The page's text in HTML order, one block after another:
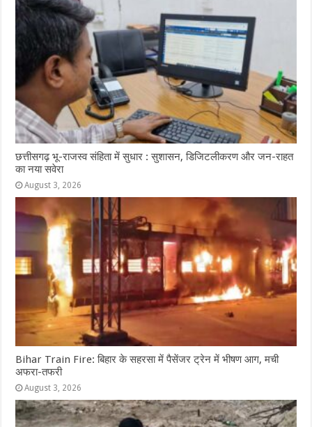
छत्तीसगढ़ भू-राजस्व संहिता में सुधार : सुशासन, डिजिटलीकरण और जन-राहत
का नया सवेरा
August 3, 2026
Bihar Train Fire: बिहार के सहरसा में पैसेंजर ट्रेन में भीषण आग, मची
अफरा-तफरी
August 3, 2026